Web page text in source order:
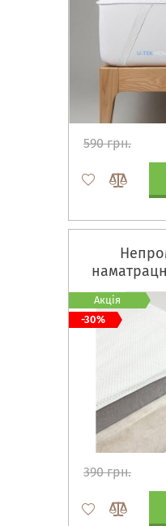
590 грн.
390 грн.
Акція
-30%